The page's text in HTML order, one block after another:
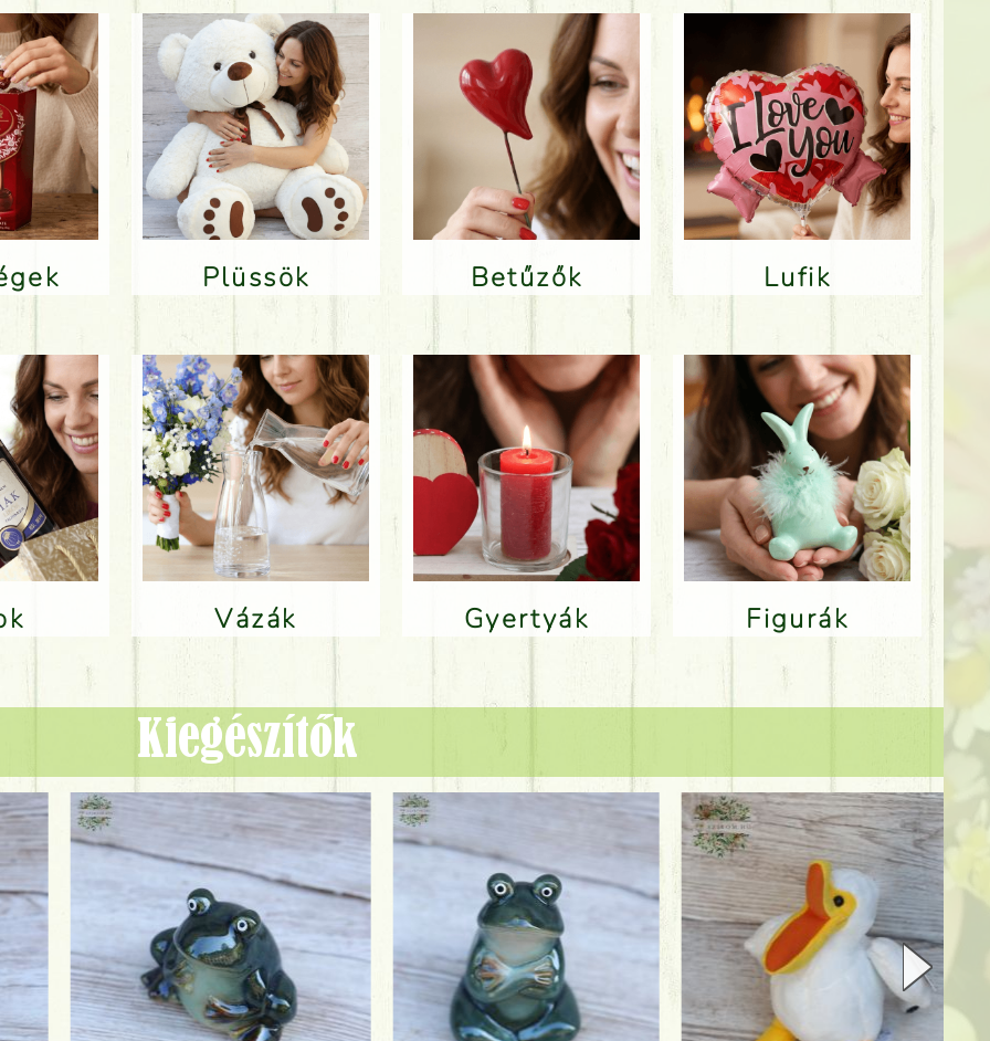
Plüssök Betűzők Lufik
Vázák Gyertyák Figurák
Kiegészítők